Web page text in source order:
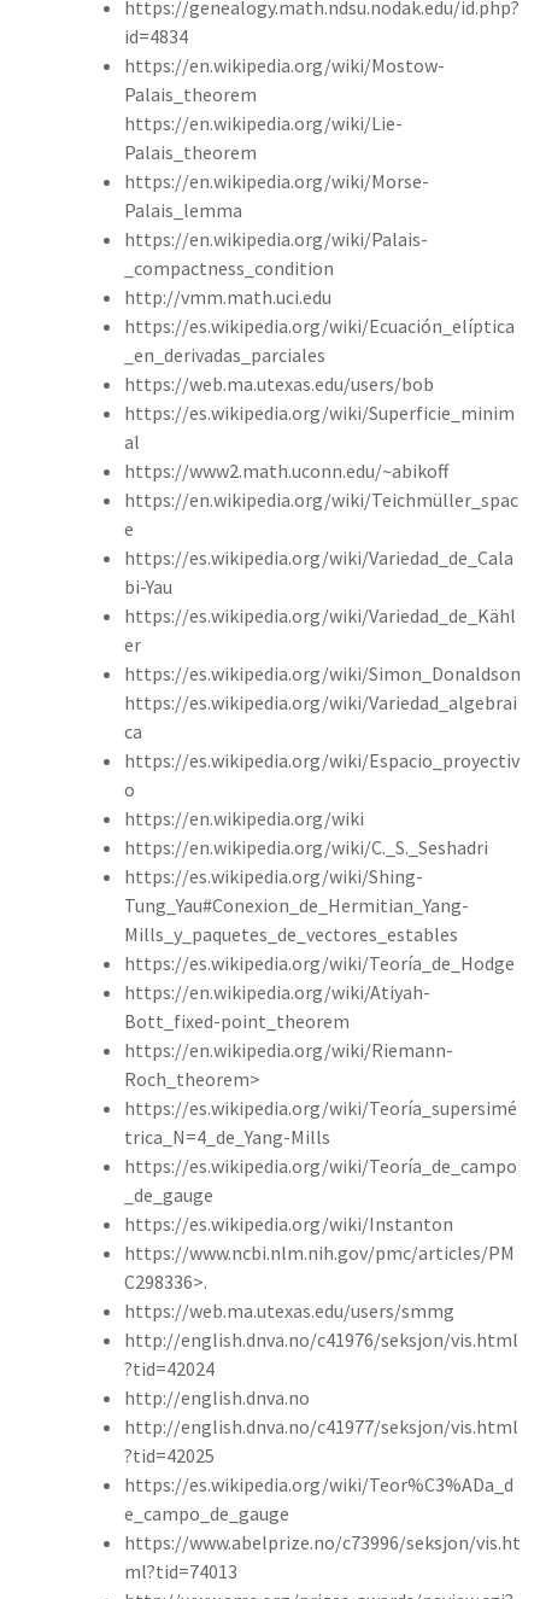
https://genealogy.math.ndsu.nodak.edu/id.php?
id=4834
https://en.wikipedia.org/wiki/Mostow-
Palais_theorem
https://en.wikipedia.org/wiki/Lie-
Palais_theorem
https://en.wikipedia.org/wiki/Morse-
Palais_lemma
https://en.wikipedia.org/wiki/Palais-
_compactness_condition
http://vmm.math.uci.edu
https://es.wikipedia.org/wiki/Ecuación_elíptica
_en_derivadas_parciales
https://web.ma.utexas.edu/users/bob
https://es.wikipedia.org/wiki/Superficie_minim
al
https://www2.math.uconn.edu/~abikoff
https://en.wikipedia.org/wiki/Teichmüller_spac
e
https://es.wikipedia.org/wiki/Variedad_de_Cala
bi-Yau
https://es.wikipedia.org/wiki/Variedad_de_Kähl
er
https://es.wikipedia.org/wiki/Simon_Donaldson
https://es.wikipedia.org/wiki/Variedad_algebrai
ca
https://es.wikipedia.org/wiki/Espacio_proyectiv
o
https://en.wikipedia.org/wiki
https://en.wikipedia.org/wiki/C._S._Seshadri
https://es.wikipedia.org/wiki/Shing-
Tung_Yau#Conexion_de_Hermitian_Yang-
Mills_y_paquetes_de_vectores_estables
https://es.wikipedia.org/wiki/Teoría_de_Hodge
https://en.wikipedia.org/wiki/Atiyah-
Bott_fixed-point_theorem
https://en.wikipedia.org/wiki/Riemann-
Roch_theorem>
https://es.wikipedia.org/wiki/Teoría_supersimé
trica_N=4_de_Yang-Mills
https://es.wikipedia.org/wiki/Teoría_de_campo
_de_gauge
https://es.wikipedia.org/wiki/Instanton
https://www.ncbi.nlm.nih.gov/pmc/articles/PM
C298336>.
https://web.ma.utexas.edu/users/smmg
http://english.dnva.no/c41976/seksjon/vis.html
?tid=42024
http://english.dnva.no
http://english.dnva.no/c41977/seksjon/vis.html
?tid=42025
https://es.wikipedia.org/wiki/Teor%C3%ADa_d
e_campo_de_gauge
https://www.abelprize.no/c73996/seksjon/vis.ht
ml?tid=74013